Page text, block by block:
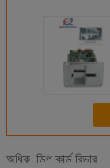
অধিক ডিপ কার্ড রিডার